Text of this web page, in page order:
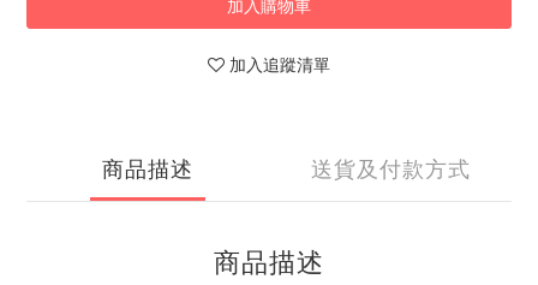
加入購物車
加入追蹤清單
商品描述 送貨及付款方式
商品描述